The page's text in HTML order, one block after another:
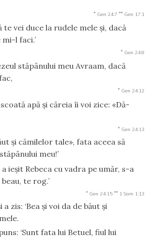
* Gen 24:7 ** Gen 17:1
vei duce la rudele mele şi, dacă
l faci.’
* Gen 24:8
stăpânului meu Avraam, dacă
* Gen 24:12
apă şi căreia îi voi zice: «Dă-
* Gen 24:13
şi cămilelor tale», fata aceea să
meu!’
ieşit Rebeca cu vadra pe umăr, s-a
te rog.’
* Gen 24:15 ** 1 Sam 1:13
zis: ‘Bea şi voi da de băut şi
‘Sunt fata lui Betuel, fiul lui